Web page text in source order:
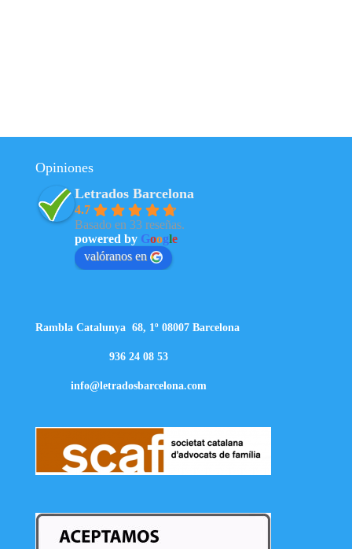
Opiniones
Letrados Barcelona
4.7
Basado en 33 reseñas.
powered by Google
valóranos en
Rambla Catalunya 68, 1º 08007 Barcelona
936 24 08 53
info@letradosbarcelona.com